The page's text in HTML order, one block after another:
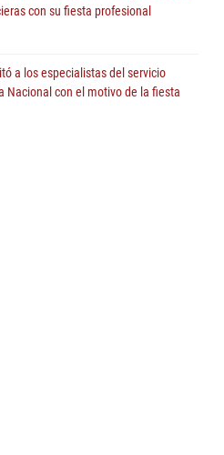
con su fiesta profesional
a los especialistas del servicio
Nacional con el motivo de la fiesta